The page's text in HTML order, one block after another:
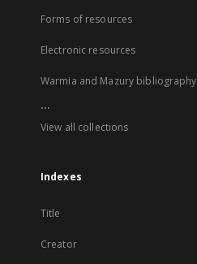
Forms of resources
Electronic resources
Warmia and Mazury bibliography
...
View all collections
Indexes
Title
Creator